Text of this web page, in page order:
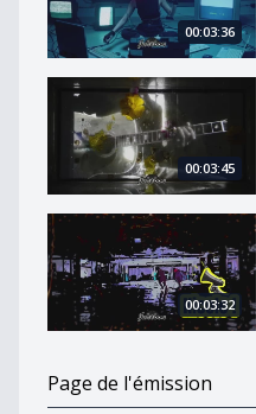
00:03:36
Ruines de Stéphane Blok
00:03:45
Nicole de SnowStorm
00:03:32
Page de l'émission